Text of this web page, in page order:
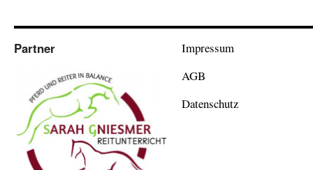
Partner
Impressum
AGB
Datenschutz